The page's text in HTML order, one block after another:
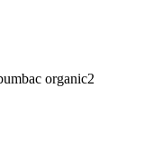
organic2